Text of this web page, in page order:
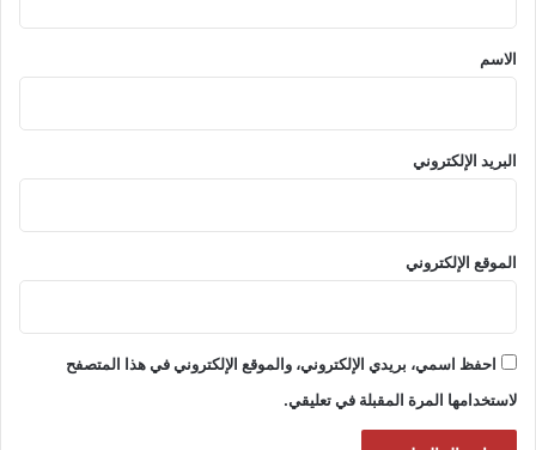
*
الاسم
البريد الإلكتروني
الموقع الإلكتروني
احفظ اسمي، بريدي الإلكتروني، والموقع الإلكتروني في هذا المتصفح
لاستخدامها المرة المقبلة في تعليقي.